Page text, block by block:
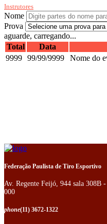
Instrutores
Nome
Prova
aguarde, carregando...
Total
Data
9999 99/99/9999 Nome do
Federação Paulista de Tiro Esportivo
Av. Regente Feijó, 944 sala 308B
000
phone(11) 3672-1322